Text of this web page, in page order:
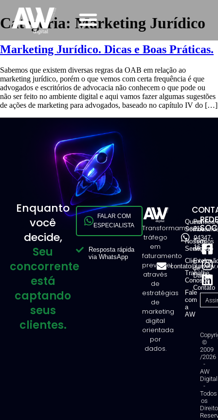
Categoria: Marketing Jurídico
Marketing Jurídico. Dicas e Boas Práticas.
Sabemos que existem diversas regras da OAB em relação ao
marketing jurídico, porém o que vemos com certa frequência é que
advogados e escritórios de advocacia não conhecem o que pode ou
não ser feito no ambiente digital e aqui vamos fazer algumas sugestões
de ações de marketing para advogados, baseado no capítulo IV do […]
Enquanto
você
decide,
Seu
concorrente
está
captando
seus
clientes.
FALAR COM
ESPECIALISTA
Resposta rápida
via WhatsApp
Transformamos
tráfego
em
faturamento
previsível
através
de
estratégias
de
marketing
digital
orientada
por
dados.
Quem
Somos
Nossos
Serviços
Clientes
Trabalhe
Conosco
Fale
com
a
AW
Política
Termos
de Uso
de
Dados
Contato
11
94347-
1616
©
2009
/2026
-
AW
Digital
-
Todos
os